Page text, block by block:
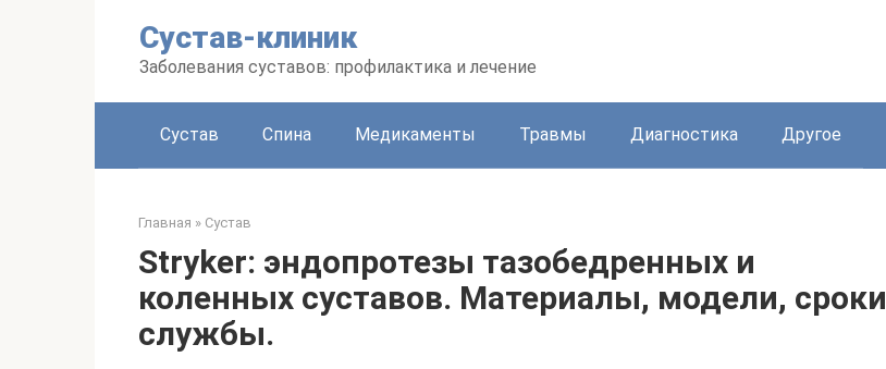
Сустав-клиник
Заболевания суставов: профилактика и лечение
Сустав Спина Медикаменты Травмы Диагностика Другое
Главная » Сустав
Stryker: эндопротезы тазобедренных и
коленных суставов. Материалы, модели, сроки
службы.